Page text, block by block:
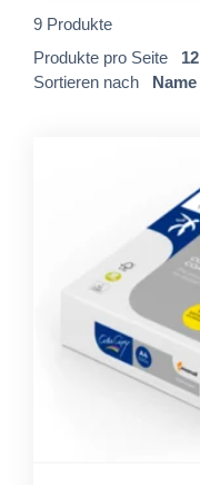
9 Produkte
Produkte pro Seite
Sortieren nach